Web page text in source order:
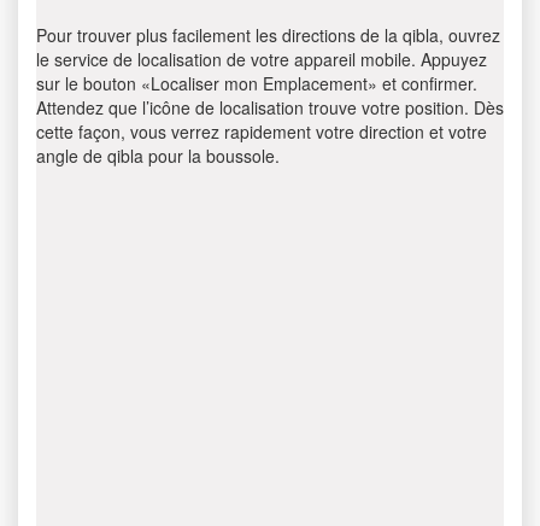
Pour trouver plus facilement les directions de la qibla, ouvrez
le service de localisation de votre appareil mobile. Appuyez
sur le bouton «Localiser mon Emplacement» et confirmer.
Attendez que l’icône de localisation trouve votre position. Dès
cette façon, vous verrez rapidement votre direction et votre
angle de qibla pour la boussole.